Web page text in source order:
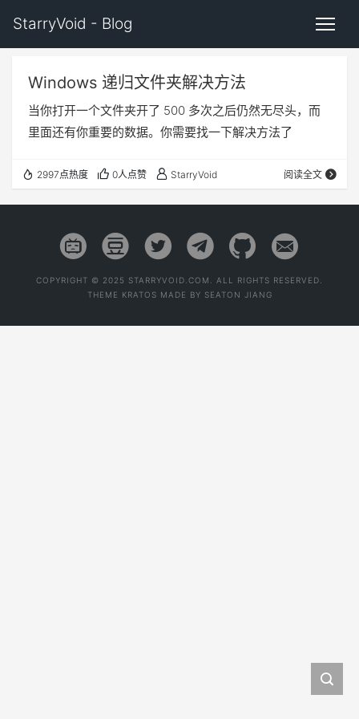
StarryVoid - Blog
Windows 递归文件夹解决方法
当你打开一个文件夹开了 500 多次之后仍然无尽头，而
里面还有你重要的数据。你需要找一下解决方法了
2997点热度 0人点赞 StarryVoid 阅读全文
COPYRIGHT © 2025 STARRYVOID.COM. ALL RIGHTS RESERVED.
THEME KRATOS MADE BY SEATON JIANG